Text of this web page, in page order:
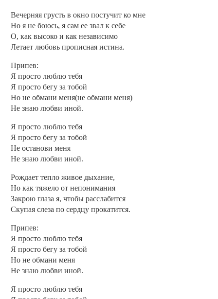
Вечерняя грусть в окно постучит ко мне
Но я не боюсь, я сам ее звал к себе
О, как высоко и как независимо
Летает любовь прописная истина.
Припев:
Я просто люблю тебя
Я просто бегу за тобой
Но не обмани меня(не обмани меня)
Не знаю любви иной.
Я просто люблю тебя
Я просто бегу за тобой
Не останови меня
Не знаю любви иной.
Рождает тепло живое дыхание,
Но как тяжело от непонимания
Закрою глаза я, чтобы расслабится
Скупая слеза по сердцу прокатится.
Припев:
Я просто люблю тебя
Я просто бегу за тобой
Но не обмани меня
Не знаю любви иной.
Я просто люблю тебя